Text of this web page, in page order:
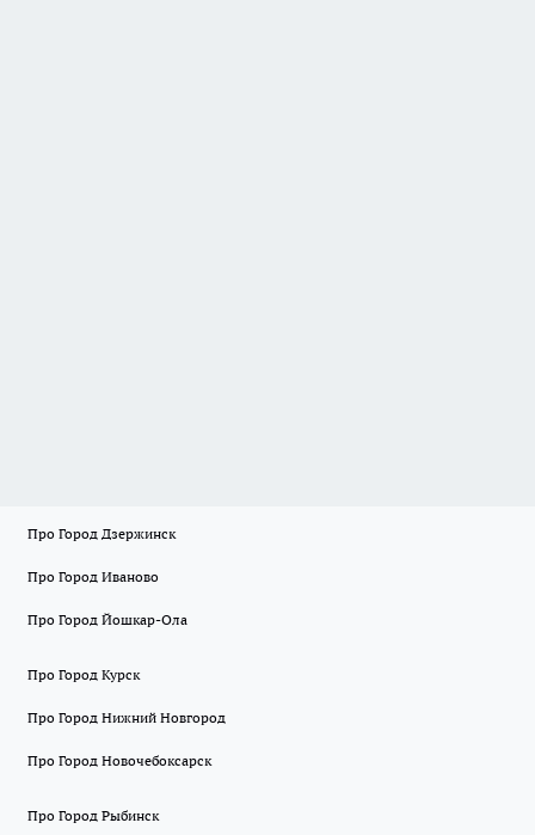
Про Город Дзержинск
Про Город Иваново
Про Город Йошкар-Ола
Про Город Курск
Про Город Нижний Новгород
Про Город Новочебоксарск
Про Город Рыбинск